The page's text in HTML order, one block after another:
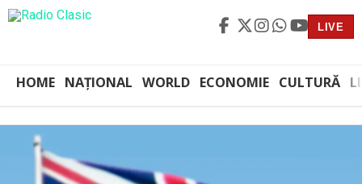
LIVE
HOME NAȚIONAL WORLD ECONOMIE CULTURĂ